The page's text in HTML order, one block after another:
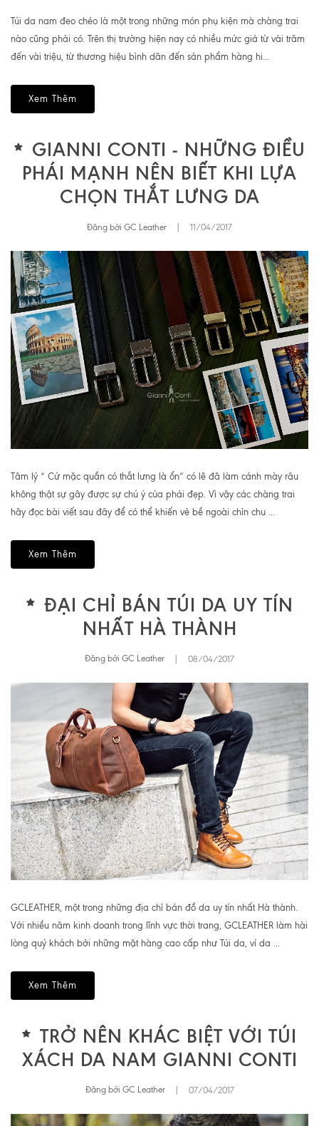
Túi da nam đeo chéo là một trong những món phụ kiện mà chàng trai
nào cũng phải có. Trên thị trường hiện nay có nhiều mức giá từ vài trăm
đến vài triệu, từ thương hiệu bình dân đến sản phẩm hàng hi...
Xem Thêm
GIANNI CONTI - NHỮNG ĐIỀU
PHÁI MẠNH NÊN BIẾT KHI LỰA
CHỌN THẮT LƯNG DA
Đăng bởi GC Leather 11/04/2017
Tâm lý “ Cứ mặc quần có thắt lưng là ổn” có lẽ đã làm cánh mày râu
không thật sự gây được sự chú ý của phái đẹp. Vì vậy các chàng trai
hãy đọc bài viết sau đây để có thể khiến vẻ bề ngoài chỉn chu ...
Xem Thêm
ĐẠI CHỈ BÁN TÚI DA UY TÍN
NHẤT HÀ THÀNH
Đăng bởi GC Leather 08/04/2017
GCLEATHER, một trong những địa chỉ bán đồ da uy tín nhất Hà thành.
Với nhiều năm kinh doanh trong lĩnh vực thời trang, GCLEATHER làm hài
lòng quý khách bởi những mặt hàng cao cấp như Túi da, ví da ...
Xem Thêm
TRỞ NÊN KHÁC BIỆT VỚI TÚI
XÁCH DA NAM GIANNI CONTI
Đăng bởi GC Leather 07/04/2017